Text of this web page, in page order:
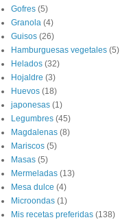
Gofres (5)
Granola (4)
Guisos (26)
Hamburguesas vegetales (5)
Helados (32)
Hojaldre (3)
Huevos (18)
japonesas (1)
Legumbres (45)
Magdalenas (8)
Mariscos (5)
Masas (5)
Mermeladas (13)
Mesa dulce (4)
Microondas (1)
Mis recetas preferidas (138)